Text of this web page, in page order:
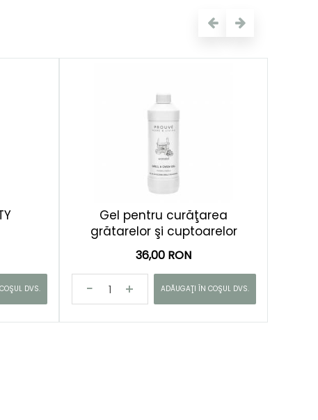
DVS.
Gel pentru curăţarea
grătarelor şi cuptoarelor
36,00 RON
ADĂUGAŢI ÎN COŞUL DVS.